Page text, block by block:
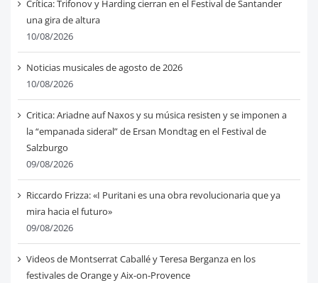
Crítica: Trifonov y Harding cierran en el Festival de Santander
una gira de altura
10/08/2026
Noticias musicales de agosto de 2026
10/08/2026
Critica: Ariadne auf Naxos y su música resisten y se imponen a
la “empanada sideral” de Ersan Mondtag en el Festival de
Salzburgo
09/08/2026
Riccardo Frizza: «I Puritani es una obra revolucionaria que ya
mira hacia el futuro»
09/08/2026
Videos de Montserrat Caballé y Teresa Berganza en los
festivales de Orange y Aix-on-Provence